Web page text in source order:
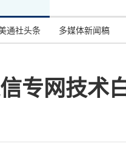
通社头条 多媒体新闻稿
专网技